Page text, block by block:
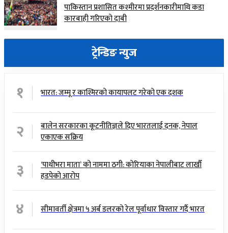
पाकिस्तान प्रशासित कश्मीरमा प्रदर्शनकारीमाथि कडा
कारबाही गरिएको दाबी
ट्रेन्डिङ न्युज
१ भारत: जम्मू र काश्मिरको कायापलट गरेको एक दशक
२
बालेन सरकारका कूटनीतिज्ञले दिए भारतलाई दनक, नेपाल
एकाएक सक्रिय
३
‘पाथीभरा माता’ को नाममा ठगी: कोरियाका नेपालीबाट लाखौँ
हडपेको आरोप
४ सीमावर्ती क्षेत्रमा ५ अर्ब डलरको रेल पूर्वाधार विस्तार गर्दै भारत